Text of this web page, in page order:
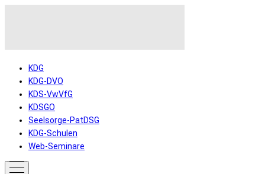
KDG
KDG-DVO
KDS-VwVfG
KDSGO
Seelsorge-PatDSG
KDG-Schulen
Web-Seminare